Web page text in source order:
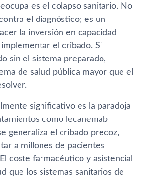
es el colapso sanitario. No
el diagnóstico; es un
la inversión en capacidad
el cribado. Si
sin el sistema preparado,
de salud pública mayor que el
significativo es la paradoja
como lecanemab
generaliza el cribado precoz,
a millones de pacientes
coste farmacéutico y asistencial
que los sistemas sanitarios de